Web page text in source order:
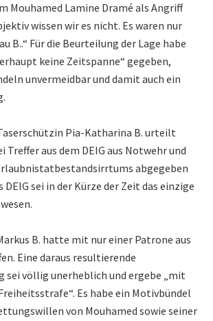
Mouhamed Lamine Dramé als Angriff
wissen wir es nicht. Es waren nur
B..“ Für die Beurteilung der Lage habe
keine Zeitspanne“ gegeben,
unvermeidbar und damit auch ein
Pia-Katharina B. urteilt
Treffer aus dem DEIG aus Notwehr und
abgegeben
DEIG sei in der Kürze der Zeit das einzige
B. hatte mit nur einer Patrone aus
Eine daraus resultierende
sei völlig unerheblich und ergebe „mit
Es habe ein Motivbündel
von Mouhamed sowie seiner